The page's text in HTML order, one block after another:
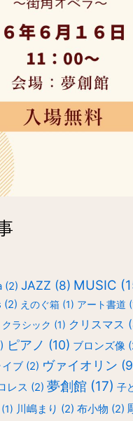
(2) JAZZ (8) MUSIC
(2) えのぐ箱(1) アート書道
クラシック (1) クリスマス
ピアノ (10) ブロンズ像
イブ(2) ヴァイオリン
レス (2) 夢創館 (17) 子
川嶋まり (2) 布小物 (2)